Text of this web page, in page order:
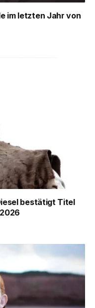
im letzten Jahr von
bestätigt Titel